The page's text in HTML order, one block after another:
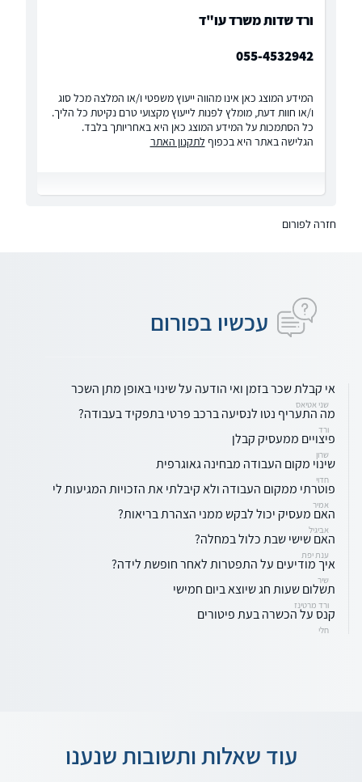
ורד שדות משרד עו"ד
055-4532942
המידע המוצג כאן אינו מהווה ייעוץ משפטי ו/או המלצה מכל סוג
ו/או חוות דעת, מומלץ לפנות לייעוץ מקצועי טרם נקיטת כל הליך.
כל הסתמכות על המידע המוצג כאן היא באחריותך בלבד.
הגלישה באתר היא בכפוף לתקנון האתר
חזרה לפורום
עכשיו בפורום
אי קבלת שכר בזמן ואי הודעה על שינוי באופן מתן השכר
שני אטיאס
מה התעריף נטו לנסיעה ברכב פרטי בתפקיד בעבודה?
ורד
פיצויים ממעסיק קבלן
שרון
שינוי מקום העבודה מבחינה גאוגרפית
חדוי
פוטרתי ממקום העבודה ולא קיבלתי את הזכויות המגיעות לי
אמיר
האם מעסיק יכול לבקש ממני הצהרת בריאות?
אביגיל
האם שישי שבת כלול במחלה?
ענת יפת
איך מודיעים על התפטרות לאחר חופשת לידה?
שיר
תשלום שעות חג שיוצא ביום חמישי
ורד מרטינז
קנס על הכשרה בעת פיטורים
חלי
עוד שאלות ותשובות שנענו